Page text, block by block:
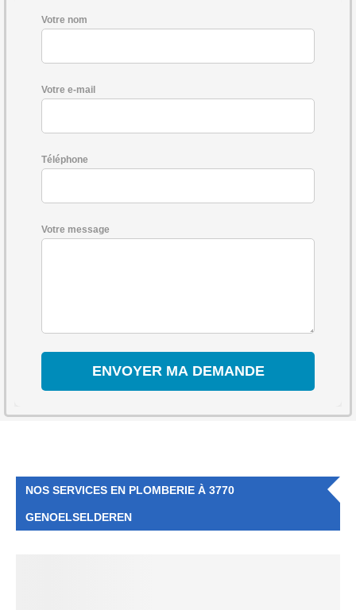
Votre nom
Votre e-mail
Téléphone
Votre message
NOS SERVICES EN PLOMBERIE À 3770
GENOELSELDEREN